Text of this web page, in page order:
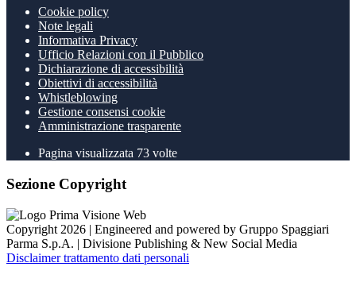
Cookie policy
Note legali
Informativa Privacy
Ufficio Relazioni con il Pubblico
Dichiarazione di accessibilità
Obiettivi di accessibilità
Whistleblowing
Gestione consensi cookie
Amministrazione trasparente
Pagina visualizzata 73 volte
Sezione Copyright
Copyright 2026 | Engineered and powered by Gruppo Spaggiari
Parma S.p.A. | Divisione Publishing & New Social Media
Disclaimer trattamento dati personali